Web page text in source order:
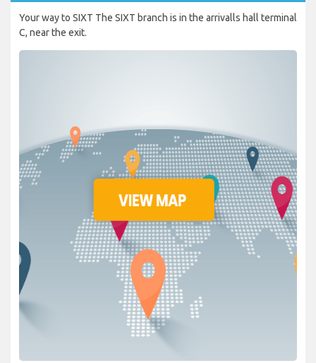
Your way to SIXT The SIXT branch is in the arrivalls hall terminal
C, near the exit.